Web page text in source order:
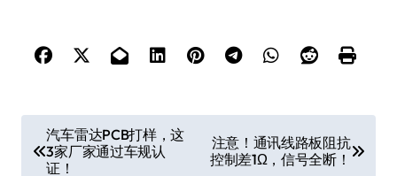
章
汽车雷达PCB打样，这
3家厂家通过车规认
证！
注意！通讯线路板阻抗
控制差1Ω，信号全断！